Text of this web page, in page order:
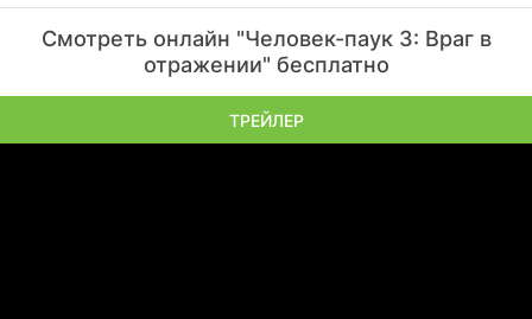
Смотреть онлайн "Человек-паук 3: Враг в
отражении" бесплатно
ТРЕЙЛЕР